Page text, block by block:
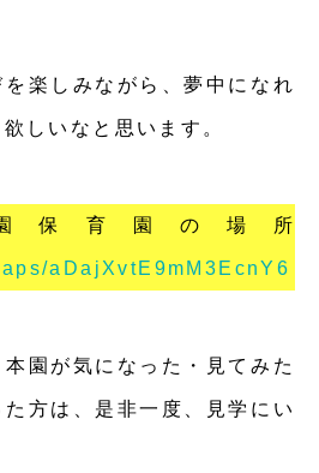
楽しみながら、夢中になれ
しいなと思います。
保育園の場所
aDajXvtE9mM3EcnY6
園が気になった・見てみた
方は、是非一度、見学にい